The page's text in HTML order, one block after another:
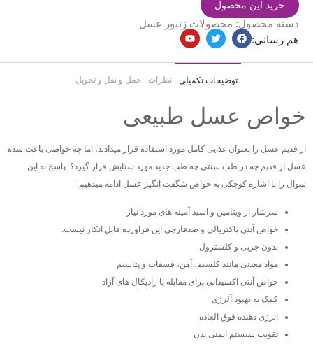
خرید این محصول
دسته محصول: محصولات زنبور عسل
هم رسانی:
توضیحات تکمیلی نظرات حمل و نقل و تحویل
خواص عسل طبیعی
از قدیم عسل را بعنوان غذایی کامل مورد استفاده قرار میدادند، اما چه خواصی باعث شده
عسل از قدیم چه در طب سنتی چه طب جدید مورد ستایش قرار گیرد؟. پاسخ به این
سوال را با اشاره کوچکی به خواص شگفت انگیز عسل ادامه میدهیم:
سرشار از ویتامین و اسید آمینه های مورد نیاز
خواص آنتی باکتریالی و ضدقارچی این فراورده قابل انکار نیست.
بدون چربی و کلسترول
مواد معدنی مانند کلسیم، آهن، فسفات و پتاسیم
خواص آنتی اکسیدانی برای مقابله با رادیکال های آزاد
کمک به بهبود آلرژی
انرژی دهنده فوق العاده
تقویت سیستم ایمنی بدن